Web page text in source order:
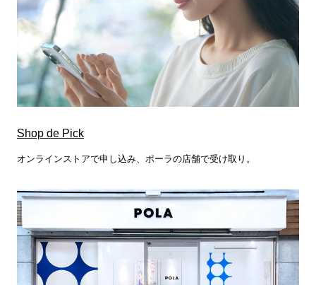
Shop de Pick
オンラインストアで申し込み、ポーラの店舗で受け取り。